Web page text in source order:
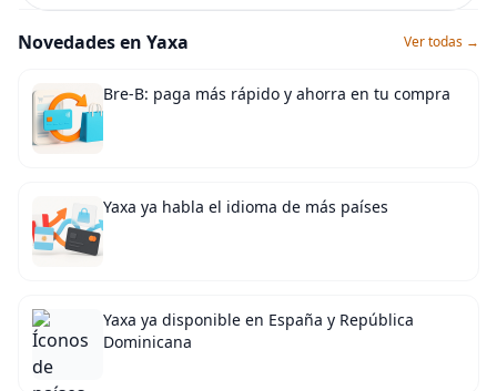
Novedades en Yaxa Ver todas →
Bre-B: paga más rápido y ahorra en tu compra
Yaxa ya habla el idioma de más países
Yaxa ya disponible en España y República
Dominicana